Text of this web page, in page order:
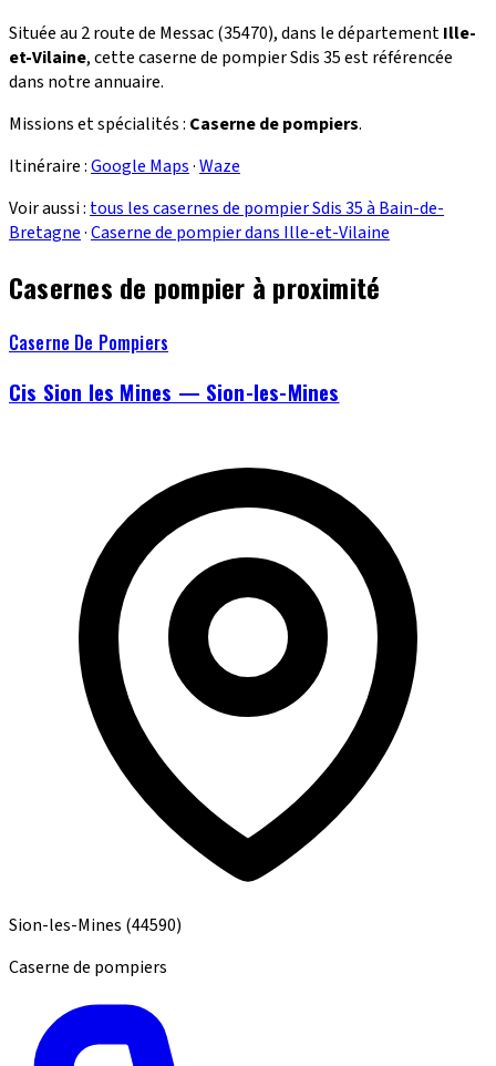
Située au 2 route de Messac (35470), dans le départementIlle-
et-Vilaine, cette caserne de pompier Sdis 35 est référencée
dans notre annuaire.
Missions et spécialités : Caserne de pompiers.
Itinéraire :Google Maps·Waze
Voir aussi : tous les casernes de pompier Sdis 35 à Bain-de-
Bretagne·Caserne de pompier dans Ille-et-Vilaine
Casernes de pompier à proximité
Caserne De Pompiers
Cis Sion les Mines — Sion-les-Mines
Sion-les-Mines (44590)
Caserne de pompiers